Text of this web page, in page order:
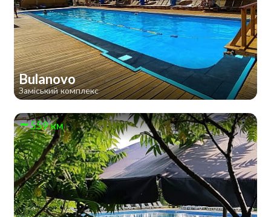
Bulanovo
Заміський комплекс
559 км